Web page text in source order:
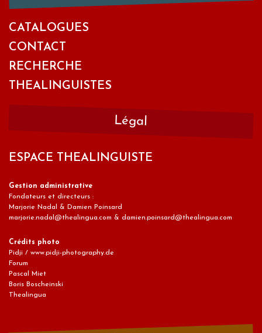
CATALOGUES
CONTACT
RECHERCHE
THEALINGUISTES
Légal
ESPACE THEALINGUISTE
Gestion administrative
Fondateurs et directeurs :
Marjorie Nadal & Damien Poinsard
marjorie.nadal@thealingua.com & damien.poinsard@thealingua.com
Crédits photo
Pidji / www.pidji-photography.de
Forum
Pascal Miet
Boris Boscheinski
Thealingua